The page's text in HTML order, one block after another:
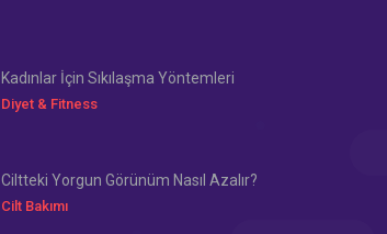
Kadınlar İçin Sıkılaşma Yöntemleri
Diyet & Fitness
Ciltteki Yorgun Görünüm Nasıl Azalır?
Cilt Bakımı